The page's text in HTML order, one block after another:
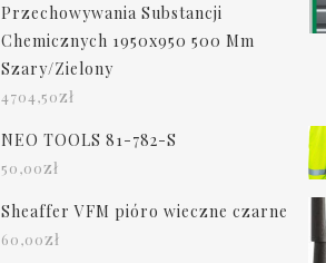
Przechowywania Substancji
Chemicznych 1950x950 500 Mm
Szary/Zielony
4704,50zł
NEO TOOLS 81-782-S
50,00zł
Sheaffer VFM pióro wieczne czarne
60,00zł